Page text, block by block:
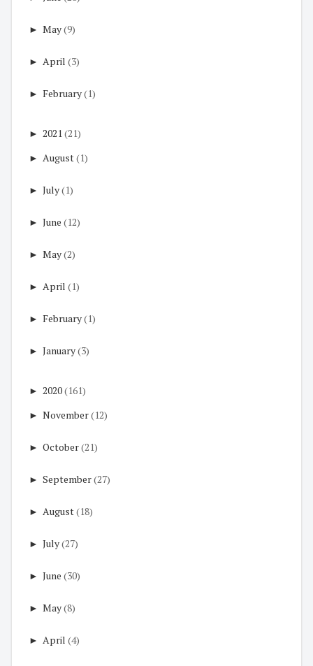
► May(9)
► April (3)
► February(1)
► 2021 (21)
► August(1)
► July(1)
► June (12)
► May(2)
► April (1)
► February(1)
► January(3)
► 2020(161)
► November(12)
► October(21)
► September(27)
► August(18)
► July(27)
► June (30)
► May(8)
► April (4)